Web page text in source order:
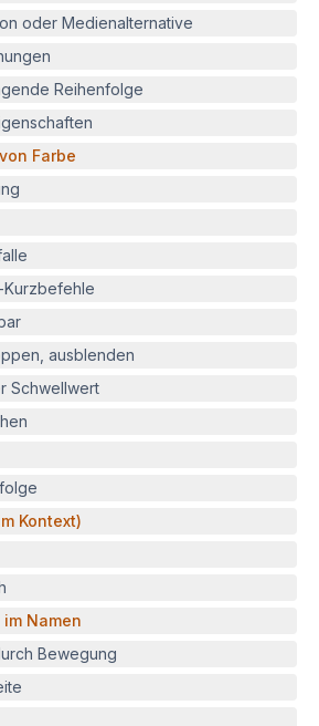
oder Medienalternative
Reihenfolge
Farbe
Kurzbefehle
ausblenden
Schwellwert
Kontext)
Namen
Bewegung